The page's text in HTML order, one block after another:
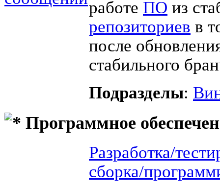
работе ПО из
репозиториев в
после
стабильного
Подразделы:
Программное
Разработка/
сборка/